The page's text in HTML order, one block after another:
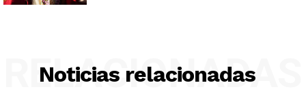
Noticias relacionadas
RELACIONADAS